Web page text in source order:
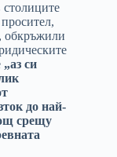
обкръжили
„аз си
до най-
срещу